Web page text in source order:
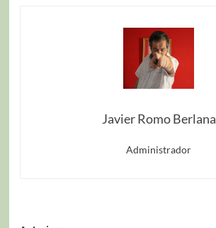
Javier Romo Berlana
Administrador